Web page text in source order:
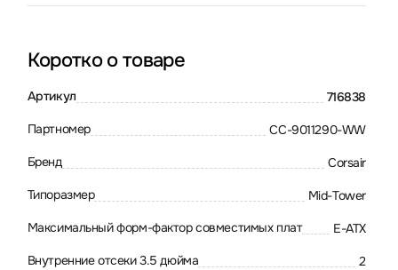
Коротко о товаре
Артикул 716838
Партномер CC-9011290-WW
Бренд Corsair
Типоразмер Mid-Tower
Максимальный форм-фактор совместимых плат E-ATX
Внутренние отсеки 3.5 дюйма 2